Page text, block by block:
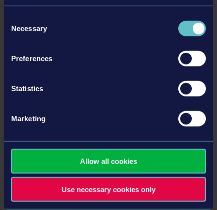
Selection
Necessary
Preferences
Statistics
Marketing
Allow all cookies
Use necessary cookies only
Kuzey Avrupa şehirlerinden ilham alınarak tasarlanmış
Rota yönetimi
Özgür Mod
Ürün Bilgisi
Geliştirici: stillalive studios
Tür: Simulation